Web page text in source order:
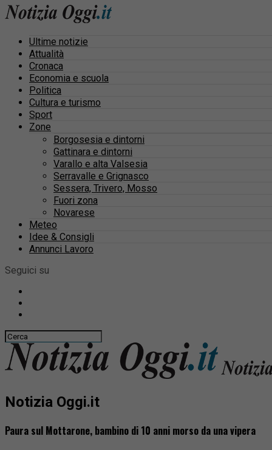
Ultime notizie
Attualità
Cronaca
Economia e scuola
Politica
Cultura e turismo
Sport
Zone
Borgosesia e dintorni
Gattinara e dintorni
Varallo e alta Valsesia
Serravalle e Grignasco
Sessera, Trivero, Mosso
Fuori zona
Novarese
Meteo
Idee & Consigli
Annunci Lavoro
Seguici su
Notizia Oggi.it
Paura sul Mottarone, bambino di 10 anni morso da una vipera